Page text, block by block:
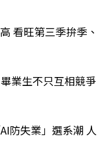
看旺第三季拚季、
業生不只互相競爭
防失業」選系潮 人